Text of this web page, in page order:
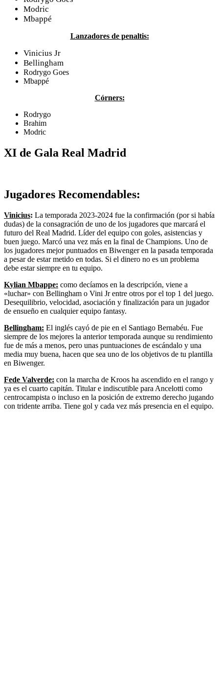
Modric
Mbappé
Lanzadores de penaltis:
Vinicius Jr
Bellingham
Rodrygo Goes
Mbappé
Córners:
Rodrygo
Brahim
Modric
XI de Gala Real Madrid
Jugadores Recomendables:
Vinicius: La temporada 2023-2024 fue la confirmación (por si había
dudas) de la consagración de uno de los jugadores que marcará el
futuro del Real Madrid. Líder del equipo con goles, asistencias y
buen juego. Marcó una vez más en la final de Champions. Uno de
los jugadores mejor puntuados en Biwenger en la pasada temporada
a pesar de estar metido en todas. Si el dinero no es un problema
debe estar siempre en tu equipo.
Kylian Mbappe: como decíamos en la descripción, viene a
«luchar» con Bellingham o Vini Jr entre otros por el top 1 del juego.
Desequilibrio, velocidad, asociación y finalización para un jugador
de ensueño en cualquier equipo fantasy.
Bellingham: El inglés cayó de pie en el Santiago Bernabéu. Fue
siempre de los mejores la anterior temporada aunque su rendimiento
fue de más a menos, pero unas puntuaciones de escándalo y una
media muy buena, hacen que sea uno de los objetivos de tu plantilla
en Biwenger.
Fede Valverde: con la marcha de Kroos ha ascendido en el rango y
ya es el cuarto capitán. Titular e indiscutible para Ancelotti como
centrocampista o incluso en la posición de extremo derecho jugando
con tridente arriba. Tiene gol y cada vez más presencia en el equipo.